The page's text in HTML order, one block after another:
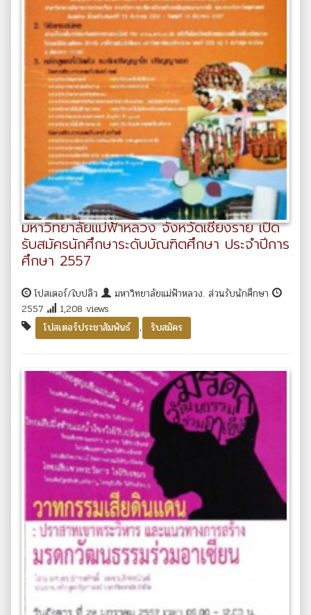
มหาวิทยาลัยแม่ฟ้าหลวง จังหวัดเชียงราย เปิด
รับสมัครนักศึกษาระดับบัณฑิตศึกษา ประจำปีการ
ศึกษา 2557
โปสเตอร์/ใบปลิว
มหาวิทยาลัยแม่ฟ้าหลวง. ส่วนรับนักศึกษา
2557
1,208 views
โปสเตอร์ประชาสัมพันธ์
, รับสมัคร